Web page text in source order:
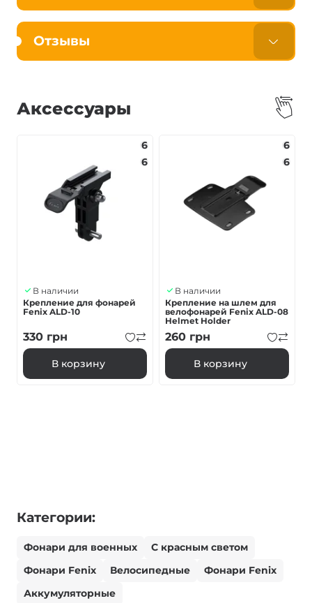
Отзывы
Аксессуары
6
6
В наличии
Крепление для фонарей
Fenix ALD-10
330 грн
В корзину
6
6
В наличии
Крепление на шлем для
велофонарей Fenix ALD-08
Helmet Holder
260 грн
В корзину
Категории:
Фонари для военных
С красным светом
Фонари Fenix
Велосипедные
Фонари Fenix
Аккумуляторные